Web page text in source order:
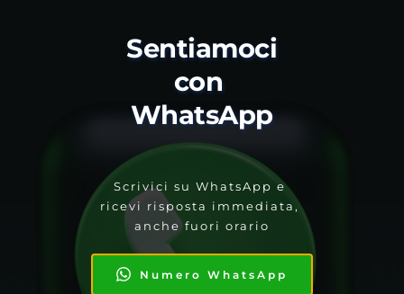
Sentiamoci
con
WhatsApp
Scrivici su WhatsApp e
ricevi risposta immediata,
anche fuori orario
Numero WhatsApp